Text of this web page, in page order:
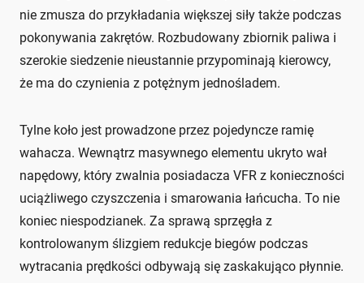
nie zmusza do przykładania większej siły także podczas
pokonywania zakrętów. Rozbudowany zbiornik paliwa i
szerokie siedzenie nieustannie przypominają kierowcy,
że ma do czynienia z potężnym jednośladem.
Tylne koło jest prowadzone przez pojedyncze ramię
wahacza. Wewnątrz masywnego elementu ukryto wał
napędowy, który zwalnia posiadacza VFR z konieczności
uciążliwego czyszczenia i smarowania łańcucha. To nie
koniec niespodzianek. Za sprawą sprzęgła z
kontrolowanym ślizgiem redukcje biegów podczas
wytracania prędkości odbywają się zaskakująco płynnie.